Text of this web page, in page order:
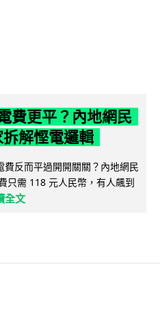
費更平？內地網民
解慳電邏輯
反而平過開開關關？內地網民
只需 118 元人民幣，有人飆到
全文